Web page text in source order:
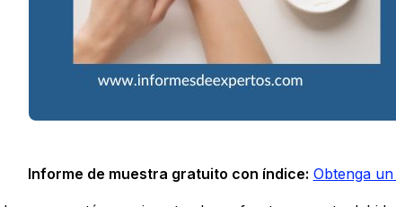
Informe de muestra gratuito con índice: Obtenga